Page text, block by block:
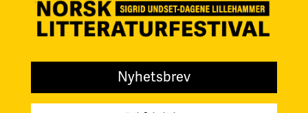
Nyhetsbrev